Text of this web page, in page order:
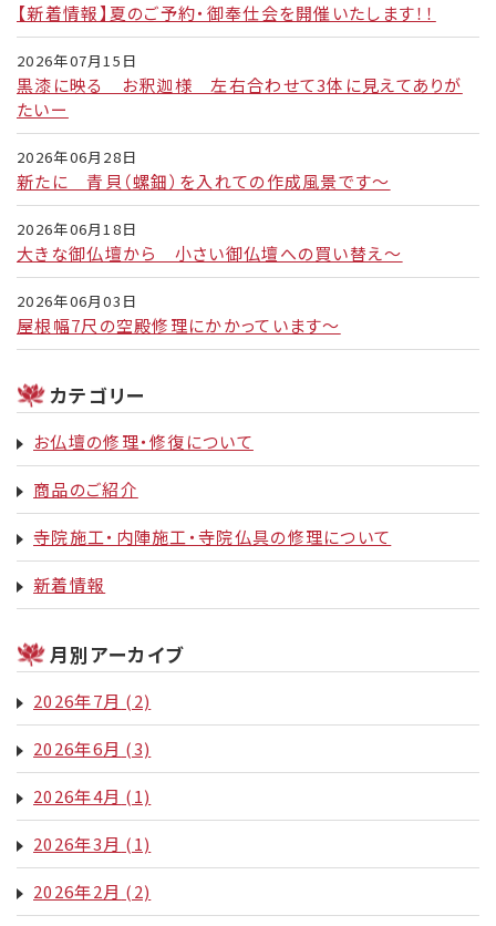
【新着情報】夏のご予約・御奉仕会を開催いたします！！
2026年07月15日
黒漆に映る お釈迦様 左右合わせて3体に見えてありが
たいー
2026年06月28日
新たに 青貝（螺鈿）を入れての作成風景です～
2026年06月18日
大きな御仏壇から 小さい御仏壇への買い替え～
2026年06月03日
屋根幅7尺の空殿修理にかかっています～
カテゴリー
お仏壇の修理・修復について
商品のご紹介
寺院施工・内陣施工・寺院仏具の修理について
新着情報
月別アーカイブ
2026年7月 (2)
2026年6月 (3)
2026年4月 (1)
2026年3月 (1)
2026年2月 (2)